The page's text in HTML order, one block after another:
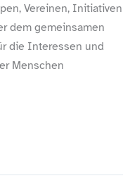
Vereinen, Initiativen
dem gemeinsamen
die Interessen und
Menschen